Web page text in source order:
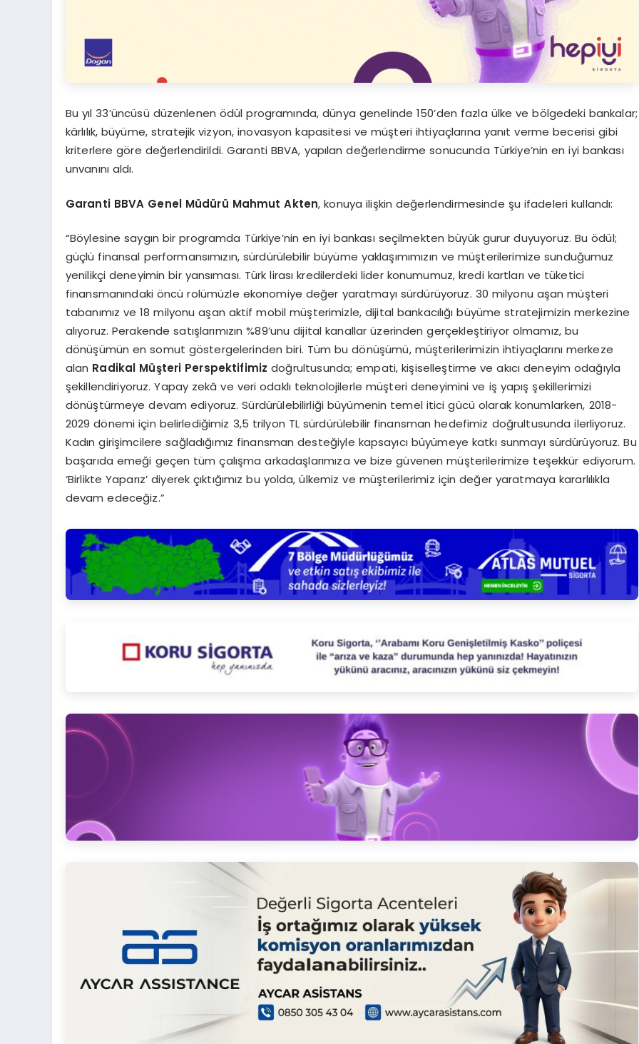
Bu yıl 33’üncüsü düzenlenen ödül programında, dünya genelinde 150’den fazla ülke ve bölgedeki bankalar;
kârlılık, büyüme, stratejik vizyon, inovasyon kapasitesi ve müşteri ihtiyaçlarına yanıt verme becerisi gibi
kriterlere göre değerlendirildi. Garanti BBVA, yapılan değerlendirme sonucunda Türkiye’nin en iyi bankası
unvanını aldı.
Garanti BBVA Genel Müdürü Mahmut Akten, konuya ilişkin değerlendirmesinde şu ifadeleri kullandı:
“Böylesine saygın bir programda Türkiye’nin en iyi bankası seçilmekten büyük gurur duyuyoruz. Bu ödül;
güçlü finansal performansımızın, sürdürülebilir büyüme yaklaşımımızın ve müşterilerimize sunduğumuz
yenilikçi deneyimin bir yansıması. Türk lirası kredilerdeki lider konumumuz, kredi kartları ve tüketici
finansmanındaki öncü rolümüzle ekonomiye değer yaratmayı sürdürüyoruz. 30 milyonu aşan müşteri
tabanımız ve 18 milyonu aşan aktif mobil müşterimizle, dijital bankacılığı büyüme stratejimizin merkezine
alıyoruz. Perakende satışlarımızın %89’unu dijital kanallar üzerinden gerçekleştiriyor olmamız, bu
dönüşümün en somut göstergelerinden biri. Tüm bu dönüşümü, müşterilerimizin ihtiyaçlarını merkeze
alan Radikal Müşteri Perspektifimiz doğrultusunda; empati, kişiselleştirme ve akıcı deneyim odağıyla
şekillendiriyoruz. Yapay zekâ ve veri odaklı teknolojilerle müşteri deneyimini ve iş yapış şekillerimizi
dönüştürmeye devam ediyoruz. Sürdürülebilirliği büyümenin temel itici gücü olarak konumlarken, 2018-
2029 dönemi için belirlediğimiz 3,5 trilyon TL sürdürülebilir finansman hedefimiz doğrultusunda ilerliyoruz.
Kadın girişimcilere sağladığımız finansman desteğiyle kapsayıcı büyümeye katkı sunmayı sürdürüyoruz. Bu
başarıda emeği geçen tüm çalışma arkadaşlarımıza ve bize güvenen müşterilerimize teşekkür ediyorum.
‘Birlikte Yaparız’ diyerek çıktığımız bu yolda, ülkemiz ve müşterilerimiz için değer yaratmaya kararlılıkla
devam edeceğiz.”